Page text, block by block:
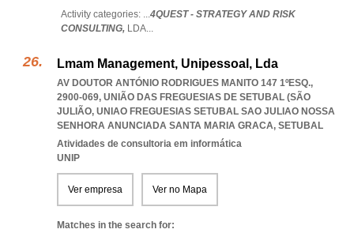
Activity categories: ...4QUEST - STRATEGY AND RISK
CONSULTING, LDA...
Lmam Management, Unipessoal, Lda
AV DOUTOR ANTÓNIO RODRIGUES MANITO 147 1ºESQ.,
2900-069, UNIÃO DAS FREGUESIAS DE SETUBAL (SÃO
JULIÃO, UNIAO FREGUESIAS SETUBAL SAO JULIAO NOSSA
SENHORA ANUNCIADA SANTA MARIA GRACA, SETUBAL
Atividades de consultoria em informática
UNIP
Ver empresa Ver no Mapa
Matches in the search for: